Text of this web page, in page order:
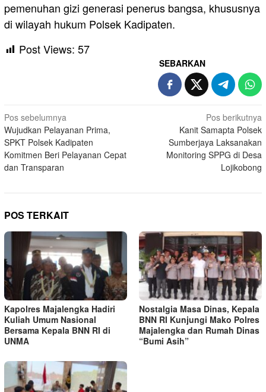
pemenuhan gizi generasi penerus bangsa, khususnya
di wilayah hukum Polsek Kadipaten.
Post Views: 57
SEBARKAN
Navigasi
pos
Pos sebelumnya
Wujudkan Pelayanan Prima,
SPKT Polsek Kadipaten
Komitmen Beri Pelayanan Cepat
dan Transparan
Pos berikutnya
Kanit Samapta Polsek
Sumberjaya Laksanakan
Monitoring SPPG di Desa
Lojikobong
POS TERKAIT
Kapolres Majalengka Hadiri
Kuliah Umum Nasional
Bersama Kepala BNN RI di
UNMA
Nostalgia Masa Dinas, Kepala
BNN RI Kunjungi Mako Polres
Majalengka dan Rumah Dinas
“Bumi Asih”